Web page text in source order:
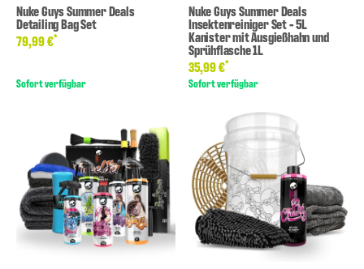
Nuke Guys Summer Deals
Detailing Bag Set
79,99 €*
Sofort verfügbar
Nuke Guys Summer Deals
Insektenreiniger Set - 5L
Kanister mit Ausgießhahn und
Sprühflasche 1L
35,99 €*
Sofort verfügbar